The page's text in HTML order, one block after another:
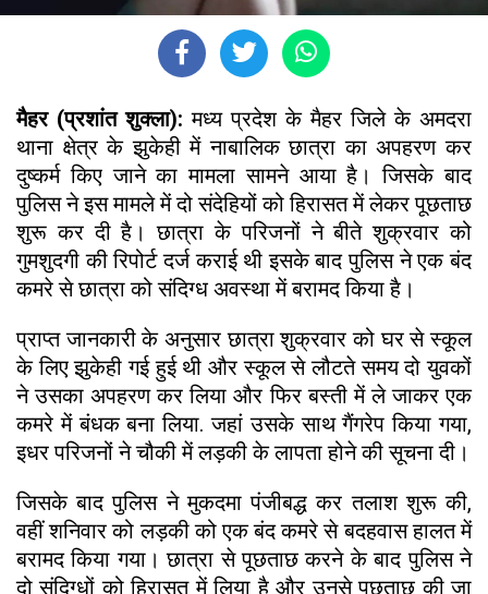
मैहर (प्रशांत शुक्ला):मध्य प्रदेश के मैहर जिले के अमदरा
थाना क्षेत्र के झुकेही में नाबालिक छात्रा का अपहरण कर
दुष्कर्म किए जाने का मामला सामने आया है। जिसके बाद
पुलिस ने इस मामले में दो संदेहियों को हिरासत में लेकर पूछताछ
शुरू कर दी है। छात्रा के परिजनों ने बीते शुक्रवार को
गुमशुदगी की रिपोर्ट दर्ज कराई थी इसके बाद पुलिस ने एक बंद
कमरे से छात्रा को संदिग्ध अवस्था में बरामद किया है।
प्राप्त जानकारी के अनुसार छात्रा शुक्रवार को घर से स्कूल
के लिए झुकेही गई हुई थी और स्कूल से लौटते समय दो युवकों
ने उसका अपहरण कर लिया और फिर बस्ती में ले जाकर एक
कमरे में बंधक बना लिया. जहां उसके साथ गैंगरेप किया गया,
इधर परिजनों ने चौकी में लड़की के लापता होने की सूचना दी।
जिसके बाद पुलिस ने मुकदमा पंजीबद्ध कर तलाश शुरू की,
वहीं शनिवार को लड़की को एक बंद कमरे से बदहवास हालत में
बरामद किया गया। छात्रा से पूछताछ करने के बाद पुलिस ने
दो संदिग्धों को हिरासत में लिया है और उनसे पूछताछ की जा